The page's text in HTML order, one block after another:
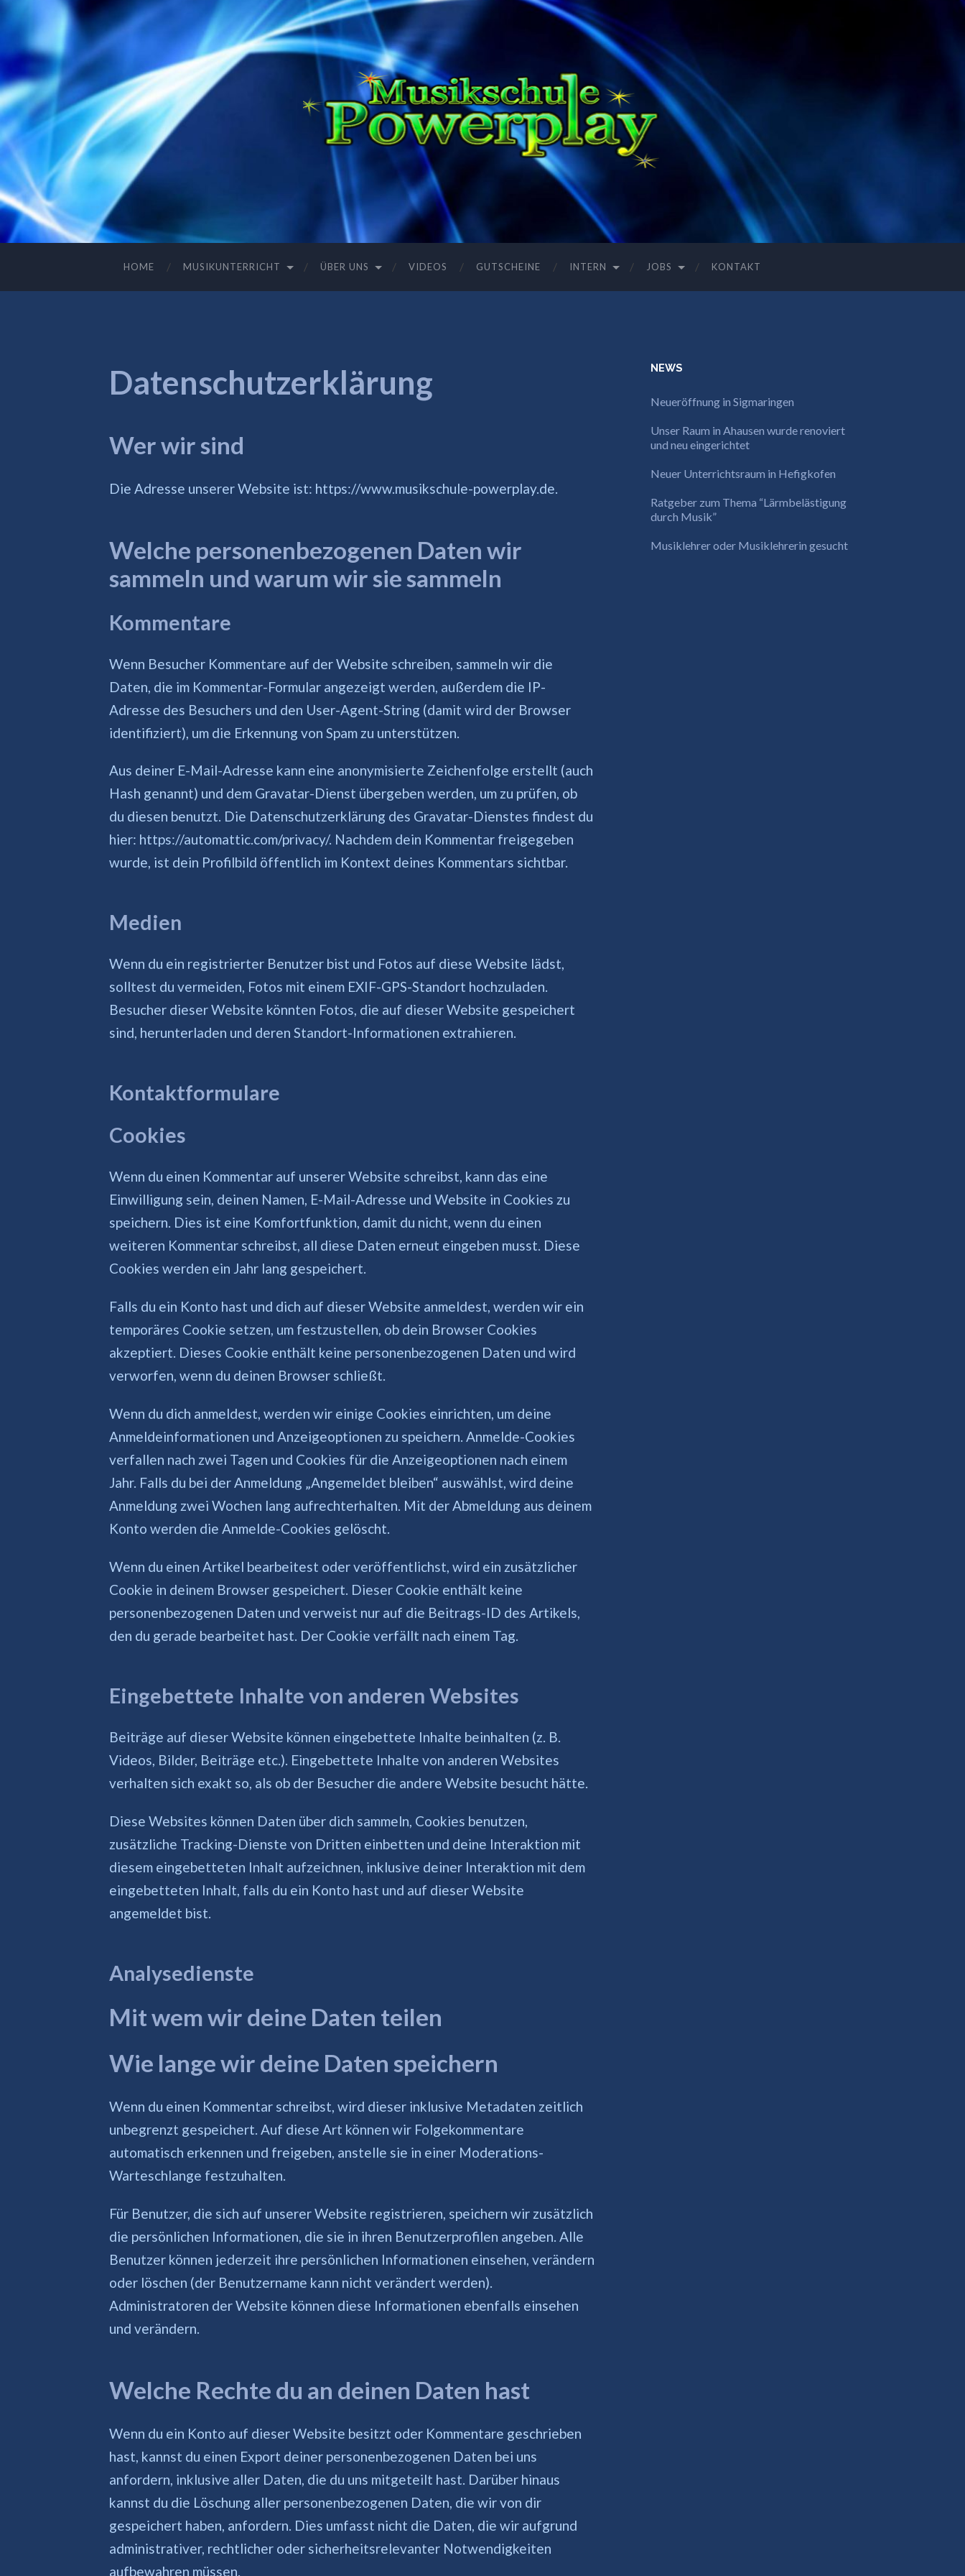
HOME MUSIKUNTERRICHT ÜBER UNS VIDEOS GUTSCHEINE INTERN JOBS KONTAKT
Datenschutzerklärung
Wer wir sind
Die Adresse unserer Website ist: https://www.musikschule-powerplay.de.
Welche personenbezogenen Daten wir
sammeln und warum wir sie sammeln
Kommentare
Wenn Besucher Kommentare auf der Website schreiben, sammeln wir die
Daten, die im Kommentar-Formular angezeigt werden, außerdem die IP-
Adresse des Besuchers und den User-Agent-String (damit wird der Browser
identifiziert), um die Erkennung von Spam zu unterstützen.
Aus deiner E-Mail-Adresse kann eine anonymisierte Zeichenfolge erstellt (auch
Hash genannt) und dem Gravatar-Dienst übergeben werden, um zu prüfen, ob
du diesen benutzt. Die Datenschutzerklärung des Gravatar-Dienstes findest du
hier: https://automattic.com/privacy/. Nachdem dein Kommentar freigegeben
wurde, ist dein Profilbild öffentlich im Kontext deines Kommentars sichtbar.
Medien
Wenn du ein registrierter Benutzer bist und Fotos auf diese Website lädst,
solltest du vermeiden, Fotos mit einem EXIF-GPS-Standort hochzuladen.
Besucher dieser Website könnten Fotos, die auf dieser Website gespeichert
sind, herunterladen und deren Standort-Informationen extrahieren.
Kontaktformulare
Cookies
Wenn du einen Kommentar auf unserer Website schreibst, kann das eine
Einwilligung sein, deinen Namen, E-Mail-Adresse und Website in Cookies zu
speichern. Dies ist eine Komfortfunktion, damit du nicht, wenn du einen
weiteren Kommentar schreibst, all diese Daten erneut eingeben musst. Diese
Cookies werden ein Jahr lang gespeichert.
Falls du ein Konto hast und dich auf dieser Website anmeldest, werden wir ein
temporäres Cookie setzen, um festzustellen, ob dein Browser Cookies
akzeptiert. Dieses Cookie enthält keine personenbezogenen Daten und wird
verworfen, wenn du deinen Browser schließt.
Wenn du dich anmeldest, werden wir einige Cookies einrichten, um deine
Anmeldeinformationen und Anzeigeoptionen zu speichern. Anmelde-Cookies
verfallen nach zwei Tagen und Cookies für die Anzeigeoptionen nach einem
Jahr. Falls du bei der Anmeldung „Angemeldet bleiben“ auswählst, wird deine
Anmeldung zwei Wochen lang aufrechterhalten. Mit der Abmeldung aus deinem
Konto werden die Anmelde-Cookies gelöscht.
Wenn du einen Artikel bearbeitest oder veröffentlichst, wird ein zusätzlicher
Cookie in deinem Browser gespeichert. Dieser Cookie enthält keine
personenbezogenen Daten und verweist nur auf die Beitrags-ID des Artikels,
den du gerade bearbeitet hast. Der Cookie verfällt nach einem Tag.
Eingebettete Inhalte von anderen Websites
Beiträge auf dieser Website können eingebettete Inhalte beinhalten (z. B.
Videos, Bilder, Beiträge etc.). Eingebettete Inhalte von anderen Websites
verhalten sich exakt so, als ob der Besucher die andere Website besucht hätte.
Diese Websites können Daten über dich sammeln, Cookies benutzen,
zusätzliche Tracking-Dienste von Dritten einbetten und deine Interaktion mit
diesem eingebetteten Inhalt aufzeichnen, inklusive deiner Interaktion mit dem
eingebetteten Inhalt, falls du ein Konto hast und auf dieser Website
angemeldet bist.
Analysedienste
Mit wem wir deine Daten teilen
Wie lange wir deine Daten speichern
Wenn du einen Kommentar schreibst, wird dieser inklusive Metadaten zeitlich
unbegrenzt gespeichert. Auf diese Art können wir Folgekommentare
automatisch erkennen und freigeben, anstelle sie in einer Moderations-
Warteschlange festzuhalten.
Für Benutzer, die sich auf unserer Website registrieren, speichern wir zusätzlich
die persönlichen Informationen, die sie in ihren Benutzerprofilen angeben. Alle
Benutzer können jederzeit ihre persönlichen Informationen einsehen, verändern
oder löschen (der Benutzername kann nicht verändert werden).
Administratoren der Website können diese Informationen ebenfalls einsehen
und verändern.
Welche Rechte du an deinen Daten hast
Wenn du ein Konto auf dieser Website besitzt oder Kommentare geschrieben
hast, kannst du einen Export deiner personenbezogenen Daten bei uns
anfordern, inklusive aller Daten, die du uns mitgeteilt hast. Darüber hinaus
kannst du die Löschung aller personenbezogenen Daten, die wir von dir
gespeichert haben, anfordern. Dies umfasst nicht die Daten, die wir aufgrund
administrativer, rechtlicher oder sicherheitsrelevanter Notwendigkeiten
aufbewahren müssen.
NEWS
Neueröffnung in Sigmaringen
Unser Raum in Ahausen wurde renoviert
und neu eingerichtet
Neuer Unterrichtsraum in Hefigkofen
Ratgeber zum Thema “Lärmbelästigung
durch Musik”
Musiklehrer oder Musiklehrerin gesucht